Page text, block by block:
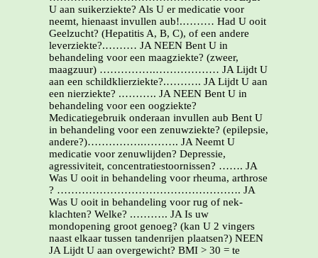
U aan suikerziekte? Als U er medicatie voor
neemt, hienaast invullen aub!.……… Had U ooit
Geelzucht? (Hepatitis A, B, C), of een andere
leverziekte?.……… JA NEEN Bent U in
behandeling voor een maagziekte? (zweer,
maagzuur) …………….……………… JA Lijdt U
aan een schildklierziekte?.………. JA Lijdt U aan
een nierziekte? .………. JA NEEN Bent U in
behandeling voor een oogziekte?
Medicatiegebruik onderaan invullen aub Bent U
in behandeling voor een zenuwziekte? (epilepsie,
andere?)…………….………. JA Neemt U
medicatie voor zenuwlijden? Depressie,
agressiviteit, concentratiestoornissen? ……. JA
Was U ooit in behandeling voor rheuma, arthrose
? ……………………………………………. JA
Was U ooit in behandeling voor rug of nek-
klachten? Welke? .………. JA Is uw
mondopening groot genoeg? (kan U 2 vingers
naast elkaar tussen tandenrijen plaatsen?) NEEN
JA Lijdt U aan overgewicht? BMI > 30 = te